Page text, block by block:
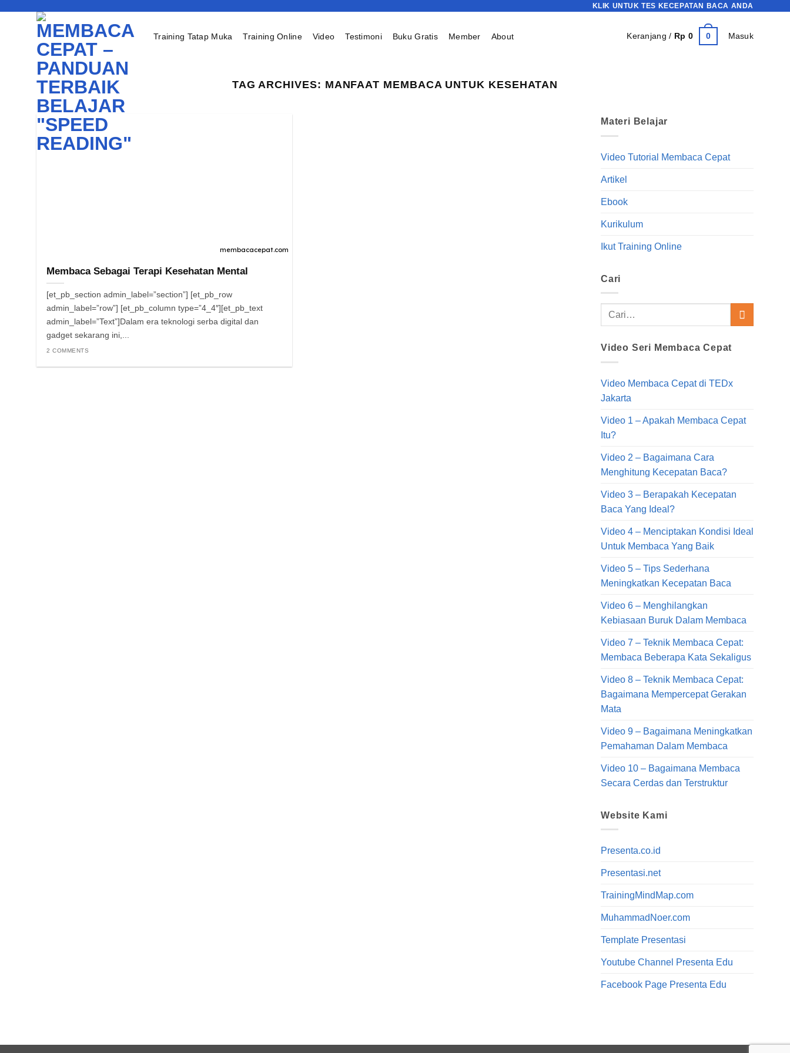
KLIK UNTUK TES KECEPATAN BACA ANDA
Training Tatap Muka Training Online Video Testimoni Buku Gratis Member About Keranjang / Rp 0 0 Masuk
TAG ARCHIVES: MANFAAT MEMBACA UNTUK KESEHATAN
Membaca Sebagai Terapi Kesehatan Mental
[et_pb_section admin_label=”section”] [et_pb_row
admin_label=”row”] [et_pb_column type=”4_4″][et_pb_text
admin_label=”Text”]Dalam era teknologi serba digital dan
gadget sekarang ini,...
2 COMMENTS
Materi Belajar
Video Tutorial Membaca Cepat
Artikel
Ebook
Kurikulum
Ikut Training Online
Cari
Video Seri Membaca Cepat
Video Membaca Cepat di TEDx
Jakarta
Video 1 – Apakah Membaca Cepat
Itu?
Video 2 – Bagaimana Cara
Menghitung Kecepatan Baca?
Video 3 – Berapakah Kecepatan
Baca Yang Ideal?
Video 4 – Menciptakan Kondisi Ideal
Untuk Membaca Yang Baik
Video 5 – Tips Sederhana
Meningkatkan Kecepatan Baca
Video 6 – Menghilangkan
Kebiasaan Buruk Dalam Membaca
Video 7 – Teknik Membaca Cepat:
Membaca Beberapa Kata Sekaligus
Video 8 – Teknik Membaca Cepat:
Bagaimana Mempercepat Gerakan
Mata
Video 9 – Bagaimana Meningkatkan
Pemahaman Dalam Membaca
Video 10 – Bagaimana Membaca
Secara Cerdas dan Terstruktur
Website Kami
Presenta.co.id
Presentasi.net
TrainingMindMap.com
MuhammadNoer.com
Template Presentasi
Youtube Channel Presenta Edu
Facebook Page Presenta Edu